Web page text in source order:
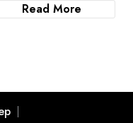
Read More